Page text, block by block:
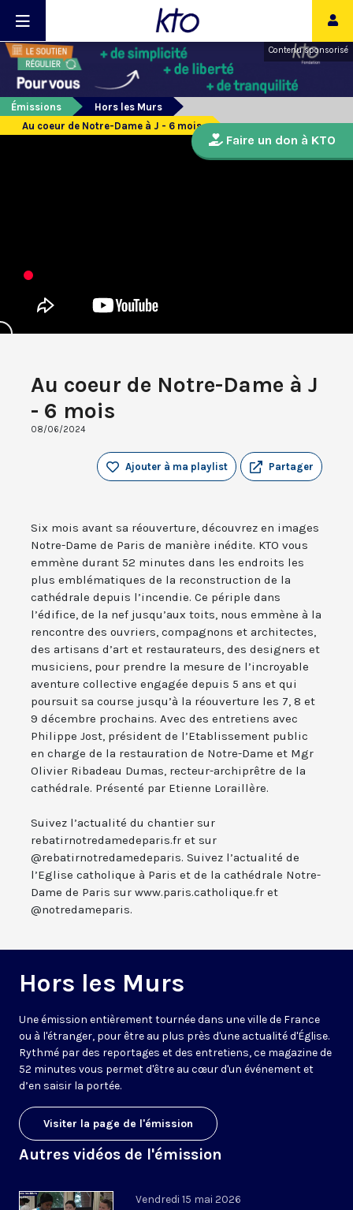
Contenu sponsorisé
Émissions
Hors les Murs
Au coeur de Notre-Dame à J - 6 mois
Au coeur de Notre-Dame à J
- 6 mois
08/06/2024
Partager
Ajouter à ma playlist
Six mois avant sa réouverture, découvrez en images
Notre-Dame de Paris de manière inédite. KTO vous
emmène durant 52 minutes dans les endroits les
plus emblématiques de la reconstruction de la
cathédrale depuis l’incendie. Ce périple dans
l’édifice, de la nef jusqu’aux toits, nous emmène à la
rencontre des ouvriers, compagnons et architectes,
des artisans d’art et restaurateurs, des designers et
musiciens, pour prendre la mesure de l’incroyable
aventure collective engagée depuis 5 ans et qui
poursuit sa course jusqu’à la réouverture les 7, 8 et
9 décembre prochains. Avec des entretiens avec
Philippe Jost, président de l’Etablissement public
en charge de la restauration de Notre-Dame et Mgr
Olivier Ribadeau Dumas, recteur-archiprêtre de la
cathédrale. Présenté par Etienne Loraillère.
Suivez l’actualité du chantier sur
rebatirnotredamedeparis.fr et sur
@rebatirnotredamedeparis. Suivez l’actualité de
l’Eglise catholique à Paris et de la cathédrale Notre-
Dame de Paris sur www.paris.catholique.fr et
@notredameparis.
Hors les Murs
Une émission entièrement tournée dans une ville de France
ou à l'étranger, pour être au plus près d'une actualité d'Église.
Rythmé par des reportages et des entretiens, ce magazine de
52 minutes vous permet d'être au cœur d'un événement et
d’en saisir la portée.
Visiter la page de l'émission
Autres vidéos de l'émission
Vendredi 15 mai 2026
Faire un don à KTO